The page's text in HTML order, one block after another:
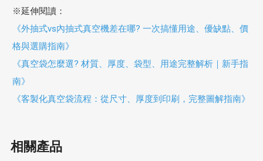
※延伸閱讀：
《外抽式vs內抽式真空機差在哪? 一次搞懂用途、優缺點、價
格與選購指南》
《真空袋怎麼選? 材質、厚度、袋型、用途完整解析｜新手指
南》
《客製化真空袋流程：從尺寸、厚度到印刷，完整圖解指南》
相關產品